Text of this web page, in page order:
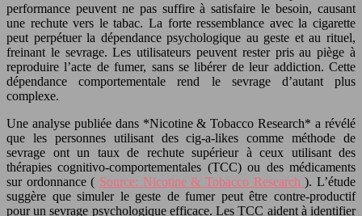
performance peuvent ne pas suffire à satisfaire le besoin, causant
une rechute vers le tabac. La forte ressemblance avec la cigarette
peut perpétuer la dépendance psychologique au geste et au rituel,
freinant le sevrage. Les utilisateurs peuvent rester pris au piège à
reproduire l’acte de fumer, sans se libérer de leur addiction. Cette
dépendance comportementale rend le sevrage d’autant plus
complexe.
Une analyse publiée dans *Nicotine & Tobacco Research* a révélé
que les personnes utilisant des cig-a-likes comme méthode de
sevrage ont un taux de rechute supérieur à ceux utilisant des
thérapies cognitivo-comportementales (TCC) ou des médicaments
sur ordonnance ( Source: Nicotine & Tobacco Research). L’étude
suggère que simuler le geste de fumer peut être contre-productif
pour un sevrage psychologique efficace. Les TCC aident à identifier